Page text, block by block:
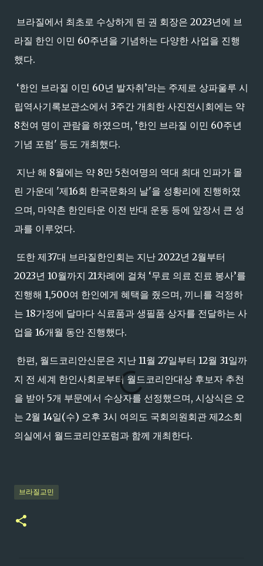
브라질에서 최초로 수상하게 된 권 회장은 2023년에 브
라질 한인 이민 60주년을 기념하는 다양한 사업을 진행
했다.
‘한인 브라질 이민 60년 발자취’라는 주제로 상파울루 시
립역사기록보관소에서 3주간 개최한 사진전시회에는 약
8천여 명이 관람을 하였으며, ‘한인 브라질 이민 60주년
기념 포럼' 등도 개최했다.
지난 해 8월에는 약 8만 5천여명의 역대 최대 인파가 몰
린 가운데 '제16회 한국문화의 날'을 성황리에 진행하였
으며, 마약촌 한인타운 이전 반대 운동 등에 앞장서 큰 성
과를 이루었다.
또한 제37대 브라질한인회는 지난 2022년 2월부터
2023년 10월까지 21차례에 걸쳐 ‘무료 의료 진료 봉사’를
진행해 1,500여 한인에게 혜택을 줬으며, 끼니를 걱정하
는 18가정에 달마다 식료품과 생필품 상자를 전달하는 사
업을 16개월 동안 진행했다.
한편, 월드코리안신문은 지난 11월 27일부터 12월 31일까
지 전 세계 한인사회로부터 월드코리안대상 후보자 추천
을 받아 5개 부문에서 수상자를 선정했으며, 시상식은 오
는 2월 14일(수) 오후 3시 여의도 국회의원회관 제2소회
의실에서 월드코리안포럼과 함께 개최한다.
브라질교민